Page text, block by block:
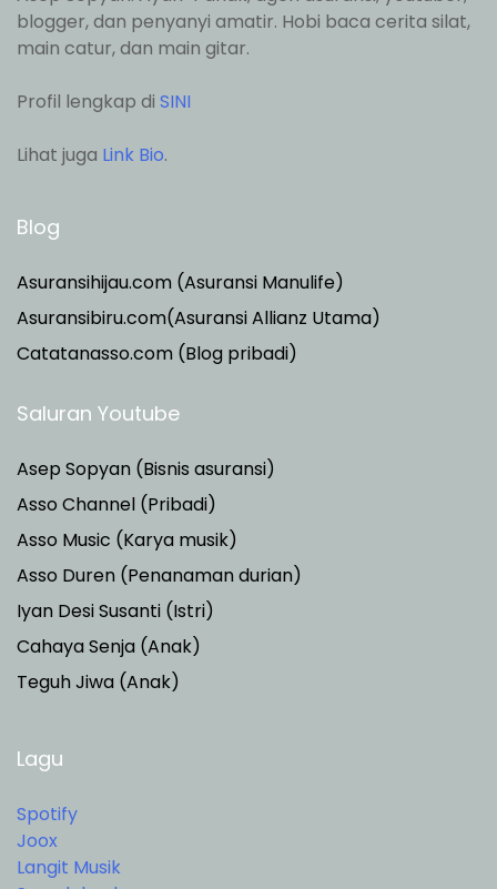
blogger, dan penyanyi amatir. Hobi baca cerita silat,
main catur, dan main gitar.
Profil lengkap di SINI
Lihat juga Link Bio.
Blog
Asuransihijau.com (Asuransi Manulife)
Asuransibiru.com(Asuransi Allianz Utama)
Catatanasso.com (Blog pribadi)
Saluran Youtube
Asep Sopyan (Bisnis asuransi)
Asso Channel (Pribadi)
Asso Music (Karya musik)
Asso Duren (Penanaman durian)
Iyan Desi Susanti (Istri)
Cahaya Senja (Anak)
Teguh Jiwa (Anak)
Lagu
Spotify
Joox
Langit Musik